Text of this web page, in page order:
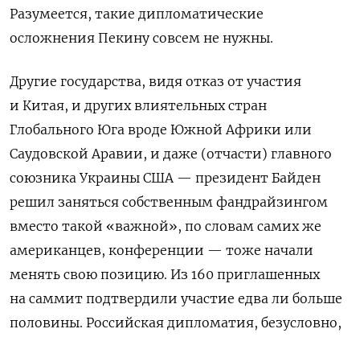
Разумеется, такие дипломатические
осложнения Пекину совсем не нужны.
Другие государства, видя отказ от участия
и Китая, и других влиятельных стран
Глобального Юга вроде Южной Африки или
Саудовской Аравии, и даже (отчасти) главного
союзника Украины США — президент Байден
решил заняться собственным фандрайзингом
вместо такой «важной», по словам самих же
американцев, конференции — тоже начали
менять свою позицию. Из 160 приглашенных
на саммит подтвердили участие едва ли больше
половины. Российская дипломатия, безусловно,